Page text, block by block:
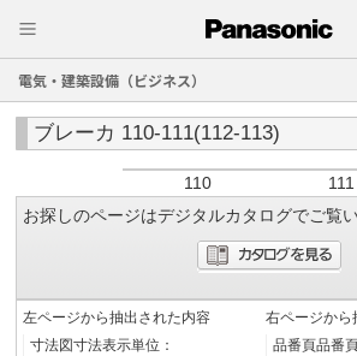
電気・建築設備（ビジネス）
ブレーカ 110-111(112-113)
110
111
お探しのページはデジタルカタログでご覧
左ページから抽出された内容
寸法図寸法表示単位：
右ページから
品番頁品番